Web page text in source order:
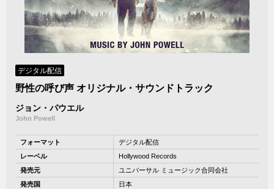
デジタル配信
野性の呼び声 オリジナル・サウンドトラック
ジョン・パウエル
John Powell
フォーマット
デジタル配信
レーベル
Hollywood Records
発売元
ユニバーサル ミュージック合同会社
発売国
日本